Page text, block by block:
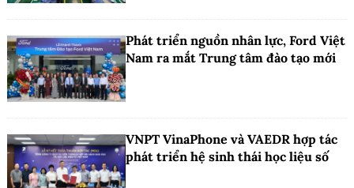
Phát triển nguồn nhân lực, Ford Việt
Nam ra mắt Trung tâm đào tạo mới
VNPT VinaPhone và VAEDR hợp tác
phát triển hệ sinh thái học liệu số